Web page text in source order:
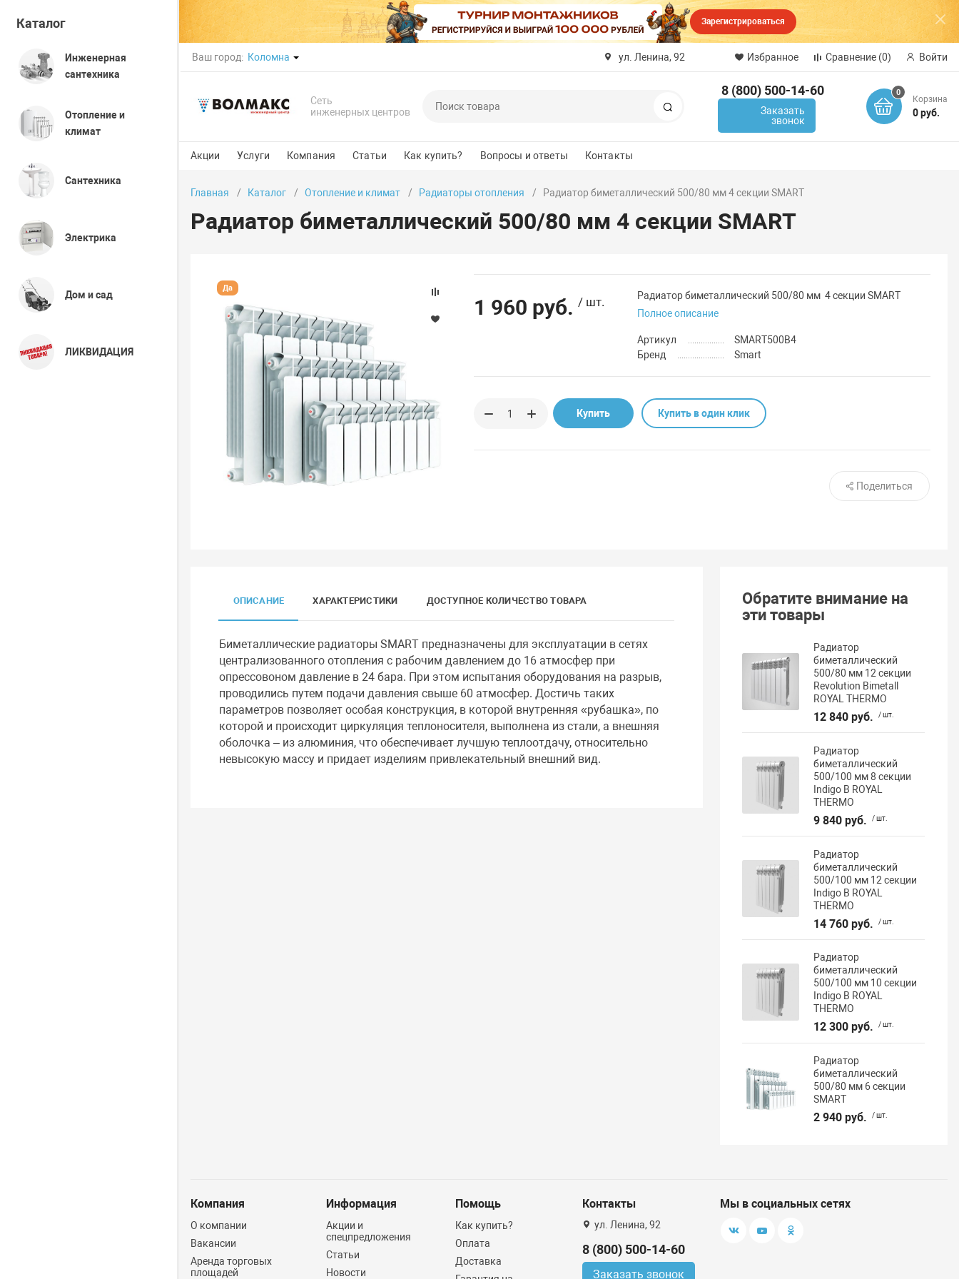
Зарегистрироваться
Ваш город: Коломна ул. Ленина, 92 Избранное Сравнение (0) Войти
Сеть
инженерных центров
8 (800) 500-14-60
Заказать
звонок
0
Корзина
0 руб.
Акции Услуги Компания Статьи Как купить? Вопросы и ответы Контакты
Каталог
Инженерная
сантехника
Отопление и
климат
Сантехника
Электрика
Дом и сад
ЛИКВИДАЦИЯ
Главная Каталог Отопление и климат Радиаторы отопления Радиатор биметаллический 500/80 мм 4 секции SMART
Радиатор биметаллический 500/80 мм 4 секции SMART
Да
1 960 руб. / шт.
Радиатор биметаллический 500/80 мм 4 секции SMART
Полное описание
Артикул
SMART500B4
Бренд
Smart
Купить Купить в один клик
Поделиться
ОПИСАНИЕ ХАРАКТЕРИСТИКИ ДОСТУПНОЕ КОЛИЧЕСТВО ТОВАРА
Биметаллические радиаторы SMART предназначены для эксплуатации в сетях
централизованного отопления с рабочим давлением до 16 атмосфер при
опрессовоном давление в 24 бара. При этом испытания оборудования на разрыв,
проводились путем подачи давления свыше 60 атмосфер. Достичь таких
параметров позволяет особая конструкция, в которой внутренняя «рубашка», по
которой и происходит циркуляция теплоносителя, выполнена из стали, а внешняя
оболочка – из алюминия, что обеспечивает лучшую теплоотдачу, относительно
невысокую массу и придает изделиям привлекательный внешний вид.
Обратите внимание на
эти товары
Радиатор
биметаллический
500/80 мм 12 секции
Revolution Bimetall
ROYAL THERMO
12 840 руб. / шт.
Радиатор
биметаллический
500/100 мм 8 секции
Indigo В ROYAL
THERMO
9 840 руб. / шт.
Радиатор
биметаллический
500/100 мм 12 секции
Indigo В ROYAL
THERMO
14 760 руб. / шт.
Радиатор
биметаллический
500/100 мм 10 секции
Indigo В ROYAL
THERMO
12 300 руб. / шт.
Радиатор
биметаллический
500/80 мм 6 секции
SMART
2 940 руб. / шт.
Компания
О компании
Вакансии
Аренда торговых
площадей
Информация
Акции и
спецпредложения
Статьи
Новости
Помощь
Как купить?
Оплата
Доставка
Контакты
ул. Ленина, 92
8 (800) 500-14-60
Заказать звонок
Мы в социальных сетях